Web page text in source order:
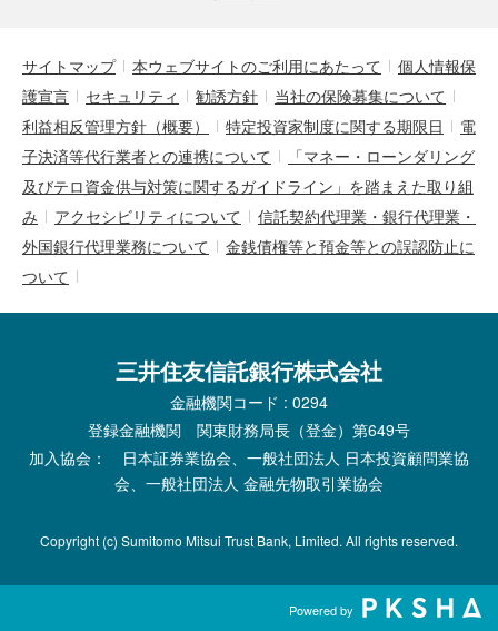
サイトマップ 本ウェブサイトのご利用にあたって
個人情報保
護宣言
セキュリティ 勧誘方針
当社の保険募集について
利益相反管理方針（概要）
特定投資家制度に関する期限日
電
子決済等代行業者との連携について
「マネー・ローンダリング
及びテロ資金供与対策に関するガイドライン」を踏まえた取り組
み
アクセシビリティについて
信託契約代理業・銀行代理業・
外国銀行代理業務について
金銭債権等と預金等との誤認防止に
ついて
三井住友信託銀行株式会社
金融機関コード : 0294
登録金融機関 関東財務局長（登金）第649号
加入協会： 日本証券業協会、一般社団法人 日本投資顧問業協
会、一般社団法人 金融先物取引業協会
Copyright (c) Sumitomo Mitsui Trust Bank, Limited. All rights reserved.
Powered by